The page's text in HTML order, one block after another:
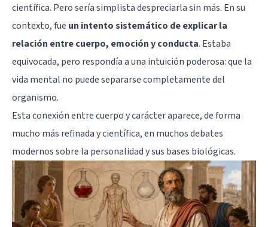
científica. Pero sería simplista despreciarla sin más. En su
contexto, fue un intento sistemático de explicar la
relación entre cuerpo, emoción y conducta. Estaba
equivocada, pero respondía a una intuición poderosa: que la
vida mental no puede separarse completamente del
organismo.
Esta conexión entre cuerpo y carácter aparece, de forma
mucho más refinada y científica, en muchos debates
modernos sobre la personalidady sus bases biológicas.